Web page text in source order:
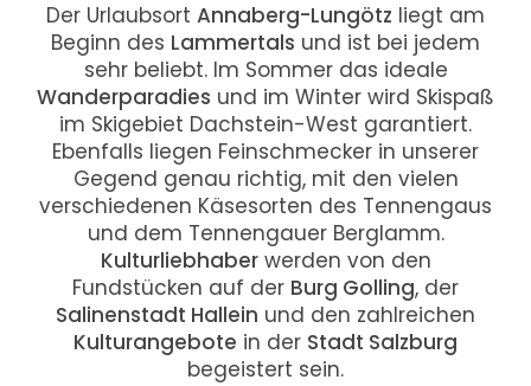
Der Urlaubsort Annaberg-Lungötz liegt am
Beginn des Lammertals und ist bei jedem
sehr beliebt. Im Sommer das ideale
Wanderparadies und im Winter wird Skispaß
im Skigebiet Dachstein-West garantiert.
Ebenfalls liegen Feinschmecker in unserer
Gegend genau richtig, mit den vielen
verschiedenen Käsesorten des Tennengaus
und dem Tennengauer Berglamm.
Kulturliebhaberwerden von den
Fundstücken auf der Burg Golling, der
Salinenstadt Hallein und den zahlreichen
Kulturangebote in der Stadt Salzburg
begeistert sein.